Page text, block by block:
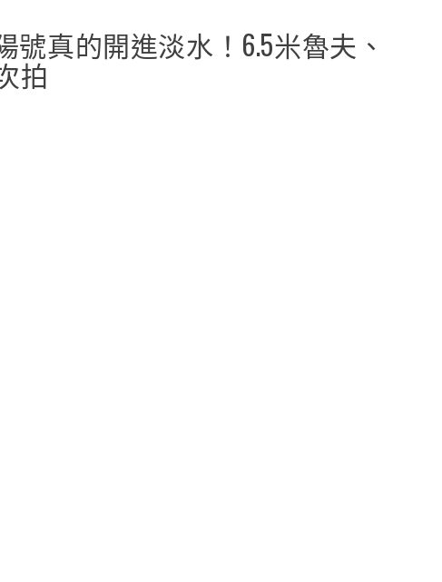
真的開進淡水！6.5米魯夫、
拍